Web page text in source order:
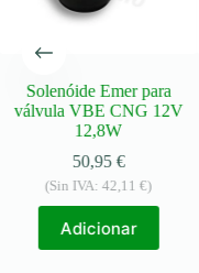
Solenóide Emer para
válvula VBE CNG 12V
12,8W
50,95 €
(Sin IVA:42,11€)
Adicionar